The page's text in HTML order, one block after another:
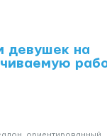
девушек на